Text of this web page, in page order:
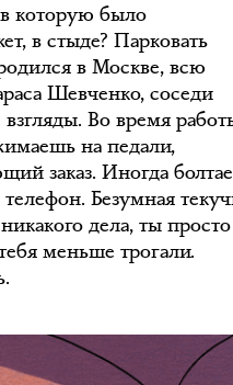
которую было
в стыде? Парковать
в Москве, всю
Шевченко, соседи
Во время
на педали,
заказ. Иногда
Безумная
дела, ты просто
меньше трогали.